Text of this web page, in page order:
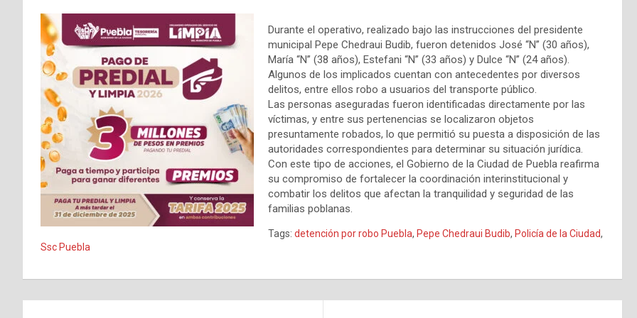
Durante el operativo, realizado bajo las instrucciones del presidente
municipal Pepe Chedraui Budib, fueron detenidos José “N” (30 años),
María “N” (38 años), Estefani “N” (33 años) y Dulce “N” (24 años).
Algunos de los implicados cuentan con antecedentes por diversos
delitos, entre ellos robo a usuarios del transporte público.
Las personas aseguradas fueron identificadas directamente por las
víctimas, y entre sus pertenencias se localizaron objetos
presuntamente robados, lo que permitió su puesta a disposición de las
autoridades correspondientes para determinar su situación jurídica.
Con este tipo de acciones, el Gobierno de la Ciudad de Puebla reafirma
su compromiso de fortalecer la coordinación interinstitucional y
combatir los delitos que afectan la tranquilidad y seguridad de las
familias poblanas.
Tags: detención por robo Puebla, Pepe Chedraui Budib, Policía de la Ciudad,
Ssc Puebla